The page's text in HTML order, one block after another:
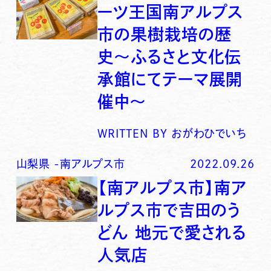
ーツ王国南アルプス
市の果樹栽培の歴
史〜ふるさと文化伝
承館にてテーマ展開
催中〜
WRITTEN BY おがわひでいち
山梨県 -南アルプス市 2022.09.26
【南アルプス市】南ア
ルプス市で吉田のう
どん 地元で愛される
人気店